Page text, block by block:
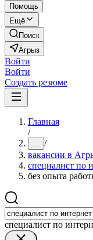
Помощь
Ещё
Поиск
Агрыз
Войти
Войти
Создать резюме
Главная
/
... /
вакансии в
специалист по
без опыта
специалист по